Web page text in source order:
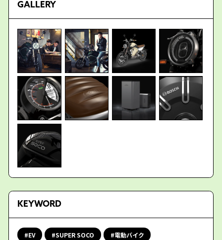
GALLERY
KEYWORD
EV SUPER SOCO 電動バイク